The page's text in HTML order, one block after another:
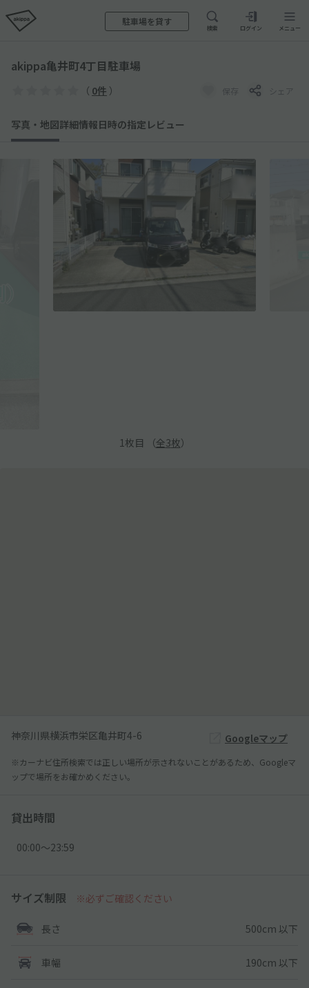
駐車場を貸す
検索 ログイン メニュー
akippa亀井町4丁目駐車場
（ 0件 ） 保存 シェア
写真・地図詳細情報日時の指定 レビュー
1枚目 （全3枚）
神奈川県横浜市栄区亀井町4-6 Googleマップ
※カーナビ住所検索では正しい場所が示されないことがあるため、Googleマ
ップで場所をお確かめください。
貸出時間
00:00〜23:59
サイズ制限 ※必ずご確認ください
長さ 500cm 以下
車幅 190cm 以下